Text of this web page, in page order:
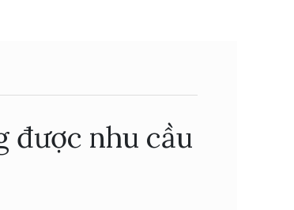
được nhu cầu